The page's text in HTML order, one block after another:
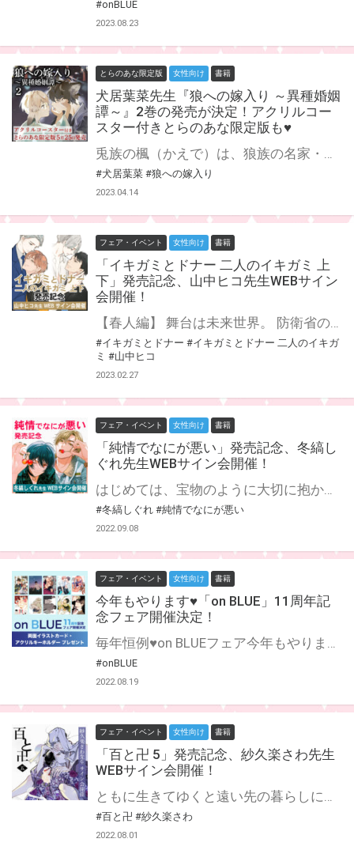
#onBLUE
2023.08.23
とらのあな限定版 女性向け 書籍
犬居葉菜先生『狼への嫁入り ～異種婚姻
譚～』2巻の発売が決定！アクリルコー
スター付きとらのあな限定版も♥
兎族の楓（かえで）は、狼族の名家・玄依（くろえ）家の長男・練（れん）に嫁いだ。 つっけんどんな練と、負けん気の強い楓。 婚約当初は絶望的に仲が悪かったものの、2人は互いを好き合う番となった。 練は楓という愛しい番を得て、長年苦しんだ“先祖返り”の呪縛から解放された。 長年の苦しみから解放され、練は「玄依硝子（くろえがらす）」の跡取りとして邁進し始めるが、彼と対等な番になりたい楓は──？ 大人気『狼への嫁入り ～異種婚姻譚～』第2巻が5月25日発売決定！ とらのあなでは刊行を記念してアクリルコースター付きとらのあな限定版を発売致します♡ 池袋店・通販にて予約開始！とらのあな限定版は数量限定生産となりますので、お早めにご予約下さい！
#犬居葉菜 #狼への嫁入り
2023.04.14
フェア・イベント 女性向け 書籍
「イキガミとドナー 二人のイキガミ 上
下」発売記念、山中ヒコ先生WEBサイン
会開催！
【春人編】 舞台は未来世界。 防衛省の新人官僚・柴田(しばた)は国を守る最強戦闘種〝イキガミ〟・春人(はると)のドナーだと判明した。 ドナーはイキガミの唯一の癒し手。 春人を懐柔し、国のために操ろうとする柴田だったが、心柔らかな少年の春人は、すぐに柴田に恋してしまう。 生死をかけたパートナーシップを結ぶ自分たちの関係に苦悩しながらもひたむきな想いを傾けてくる春人に、柴田の心は徐々に溶け始めーー。 ＊ ＊ ＊ 【滝編】 柴田(しばた)と春人(はると)の時間から10年。 柴田をずっと好きだったイキガミの滝(たき)は防衛省を辞めて無気力になった柴田に情熱をぶつけ、体だけの関係を許された。 そんな滝は春人の存在を知り、苦悩する。 柴田には人生の歩みを進めてほしいと気持ちを注ぐが、姿を消されてしまう。 地方を転々と逃げる柴田と、それをひたむきに追いかける滝。 出会うたびに体は重ねる二人の旅路の終わりはーーー。 ドラマチックSFラブストーリー、待望のスピンオフ！ 山中ヒコ先生『イキガミとドナー 二人のイキガミ』が3月25日に上下巻同時発売決定！ とらのあなでは発売を記念して、山中ヒコ先生のWEBサイン会の開催が決定致しました！ この貴重な機会、皆様ぜひ奮ってご応募くださいませ☆
#イキガミとドナー #イキガミとドナー 二人のイキガ
ミ #山中ヒコ
2023.02.27
フェア・イベント 女性向け 書籍
「純情でなにが悪い」発売記念、冬縞し
ぐれ先生WEBサイン会開催！
はじめては、宝物のように大切に抱かれたい。 奔放に見られがちだが実は未経験のはじめは、そう夢見てタチ専デリヘルを利用した。 しかし、派遣されてきたリョウタはそんな事情もつゆ知らず、強烈な快感ではじめを翻弄し、処女を散らしていった。 さらには同じ大学に通う同級生だと判明し、長年の夢が一夜にして悪夢に……！ 後日、リベンジのためにふたたびデリヘルを呼んだところ、手違いでリョウタ――改め諒太が再来。 そこで念願の「恋人風甘々セックス」を実現してもらうけれど…！？ 純情と欲情のあいだで恋をはぐくむ、不器用たちのじれキュン シーソーゲーム！ とらのあなでは『純情でなにが悪い』の発売を記念して、冬縞しぐれ先生のWEBサイン会の開催が決定致しました！ この貴重な機会、皆様ぜひ奮ってご応募くださいませ☆
#冬縞しぐれ #純情でなにが悪い
2022.09.08
フェア・イベント 女性向け 書籍
今年もやります♥「on BLUE」11周年記
念フェア開催決定！
毎年恒例♥on BLUEフェア今年もやります！ オタクからの信頼度爆高☆今年で11周年を迎えるon BLUE comics♡ 今年も周年記念フェアの実施が決定致しました！ 期間中に対象店舗にて対象商品をご購入で、1冊につき1枚、お好きなカードを差し上げます。 カードは全10種。裏面はすべて描き下ろし漫画です。 絵柄はakabeko・犬居葉菜・志木見ビビ・紫能了・たなと・ダヨオ・西本ろう・のばらあいこ・hitomi・丸木戸マキ(敬称略）になります！ さらに対象商品1冊につき1つスタンプを押印し、スタンプ5つでアクリルキーホルダーをプレゼント！ アクリルキーホルダーは犬居葉菜・志木見ビビ(敬称略）の描き下ろし！ （※通販では5冊同時購入で1部プレゼントとなります） 貴重グッズも気になっていた既刊もゲットしかない！ まとめてゲットして楽しいおうち時間を過ごしましょう♡
#onBLUE
2022.08.19
フェア・イベント 女性向け 書籍
「百と卍 5」発売記念、紗久楽さわ先生
WEBサイン会開催！
ともに生きてゆくと遠い先の暮らしに思いを馳せた、風冴ゆる季節。 かつての心友・綱には未だ真実を告げられずにいる。 己の怯えた心と決別し、もう百樹を泣かせまいと誓った卍は 幼き日、息の詰まる思いをした実家へと向かう。 凍てつくような視線の父・祭と在りし日に焦がれた叔父・祝を前に”万次”が語る、けじめとはーーー？ いつか叶える「夢」のために。 未来へ踏みだす第五巻！ 紗久楽さわ先生新刊『百と卍 5』が8月25日発売決定！ とらのあなでは発売を記念して、紗久楽さわ先生のWEBサイン会の開催が決定致しました！ この貴重な機会、皆様ぜひ奮ってご応募くださいませ☆
#百と卍 #紗久楽さわ
2022.08.01